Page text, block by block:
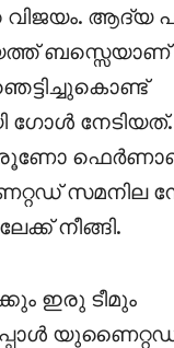
ആദ്യ
ബസ്സെയാണ്
നേടിയത്.
സമനില
നീങ്ങി.
ഇരു ടീമും